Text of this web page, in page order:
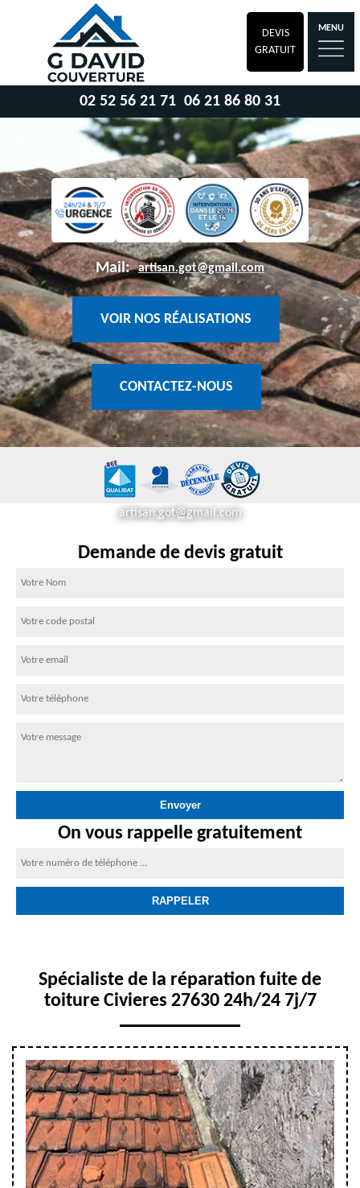
DEVIS
GRATUIT
MENU
02 52 56 21 71 06 21 86 80 31
Mail: artisan.got@gmail.com
VOIR NOS RÉALISATIONS
CONTACTEZ-NOUS
artisan.got@gmail.com
Demande de devis gratuit
On vous rappelle gratuitement
Spécialiste de la réparation fuite de
toiture Civieres 27630 24h/24 7j/7